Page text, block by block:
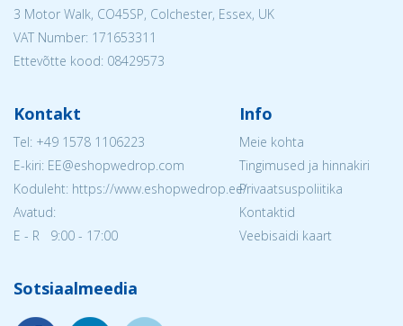
3 Motor Walk, CO45SP, Colchester, Essex, UK
VAT Number: 171653311
Ettevõtte kood: 08429573
Kontakt
Tel: +49 1578 1106223
E-kiri: EE@eshopwedrop.com
Koduleht: https://www.eshopwedrop.ee/
Avatud:
E - R 9:00 - 17:00
Info
Meie kohta
Tingimused ja hinnakiri
Privaatsuspoliitika
Kontaktid
Veebisaidi kaart
Sotsiaalmeedia